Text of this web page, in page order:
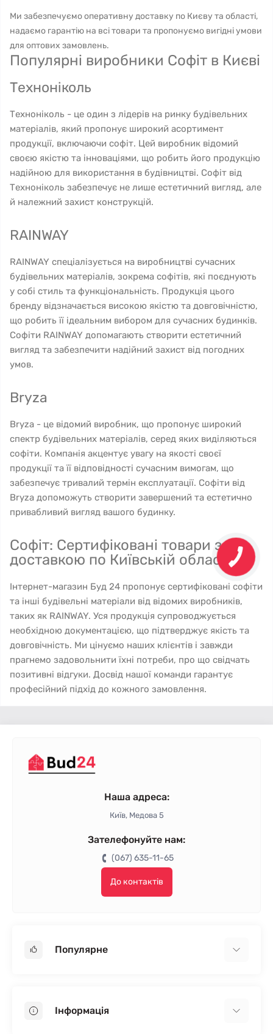
Ми забезпечуємо оперативну доставку по Києву та області,
надаємо гарантію на всі товари та пропонуємо вигідні умови
для оптових замовлень.
Популярні виробники Софіт в Києві
Техноніколь
Техноніколь - це один з лідерів на ринку будівельних
матеріалів, який пропонує широкий асортимент
продукції, включаючи софіт. Цей виробник відомий
своєю якістю та інноваціями, що робить його продукцію
надійною для використання в будівництві. Софіт від
Техноніколь забезпечує не лише естетичний вигляд, але
й належний захист конструкцій.
RAINWAY
RAINWAY спеціалізується на виробництві сучасних
будівельних матеріалів, зокрема софітів, які поєднують
у собі стиль та функціональність. Продукція цього
бренду відзначається високою якістю та довговічністю,
що робить її ідеальним вибором для сучасних будинків.
Софіти RAINWAY допомагають створити естетичний
вигляд та забезпечити надійний захист від погодних
умов.
Bryza
Bryza - це відомий виробник, що пропонує широкий
спектр будівельних матеріалів, серед яких виділяються
софіти. Компанія акцентує увагу на якості своєї
продукції та її відповідності сучасним вимогам, що
забезпечує тривалий термін експлуатації. Софіти від
Bryza допоможуть створити завершений та естетично
привабливий вигляд вашого будинку.
Софіт: Сертифіковані товари з
доставкою по Київській області
Інтернет-магазин Буд 24 пропонує сертифіковані софіти
та інші будівельні матеріали від відомих виробників,
таких як RAINWAY. Уся продукція супроводжується
необхідною документацією, що підтверджує якість та
довговічність. Ми цінуємо наших клієнтів і завжди
прагнемо задовольнити їхні потреби, про що свідчать
позитивні відгуки. Досвід нашої команди гарантує
професійний підхід до кожного замовлення.
Наша адреса:
Київ, Медова 5
Зателефонуйте нам:
(067) 635-11-65
До контактів
Популярне
Пінопласт
Інформація